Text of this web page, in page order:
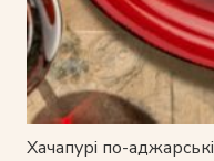
Хачапурі по-аджарські